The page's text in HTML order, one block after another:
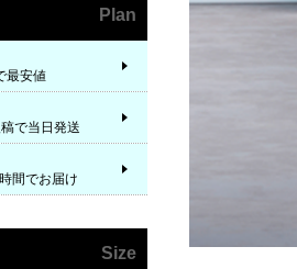
Plan
最安値
で当日発送
間でお届け
Size